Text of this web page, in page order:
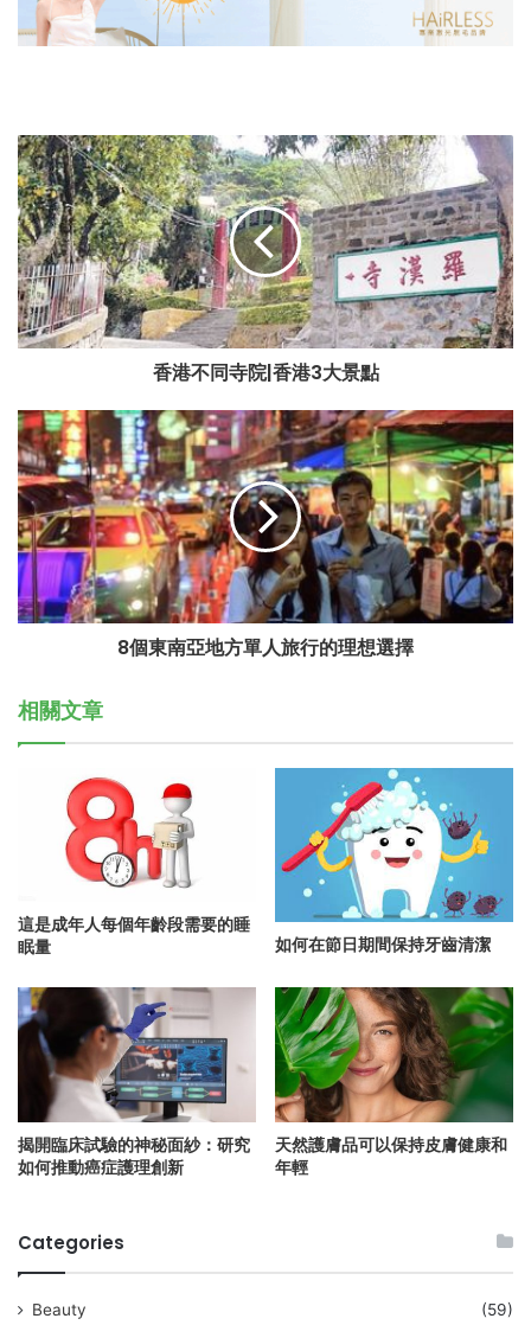
香港不同寺院|香港3大景點
8個東南亞地方單人旅行的理想選擇
相關文章
這是成年人每個年齡段需要的睡
眠量
如何在節日期間保持牙齒清潔
揭開臨床試驗的神秘面紗：研究
如何推動癌症護理創新
天然護膚品可以保持皮膚健康和
年輕
Categories
Beauty
(59)